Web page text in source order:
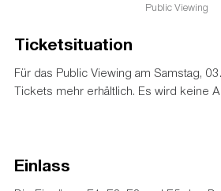
Public Viewing
Ticketsituation
Für das Public Viewing am Samstag,
Tickets mehr erhältlich. Es wird keine
Einlass